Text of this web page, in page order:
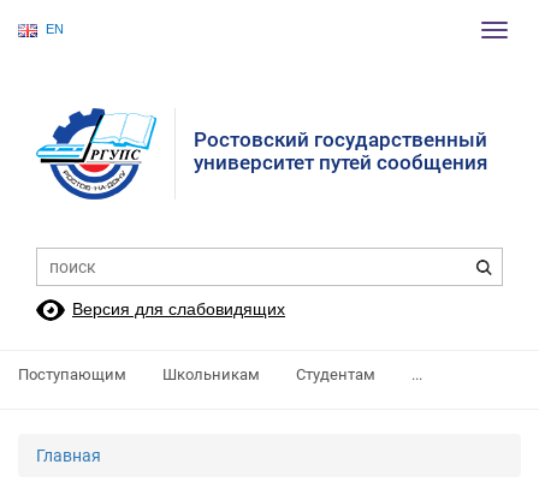
EN
Ростовский государственный
университет путей сообщения
Версия для слабовидящих
Поступающим Школьникам Студентам ...
Главная